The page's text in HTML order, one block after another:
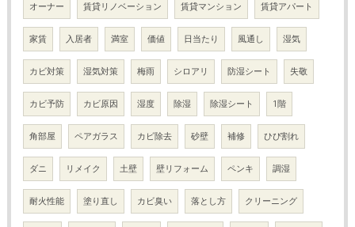
オーナー 賃貸リノベーション 賃貸マンション 賃貸アパート
家賃 入居者 満室 価値 日当たり 風通し 湿気
カビ対策 湿気対策 梅雨 シロアリ 防湿シート 失敬
カビ予防 カビ原因 湿度 除湿 除湿シート 1階
角部屋 ペアガラス カビ除去 砂壁 補修 ひび割れ
ダニ リメイク 土壁 壁リフォーム ペンキ 調湿
耐火性能 塗り直し カビ臭い 落とし方 クリーニング